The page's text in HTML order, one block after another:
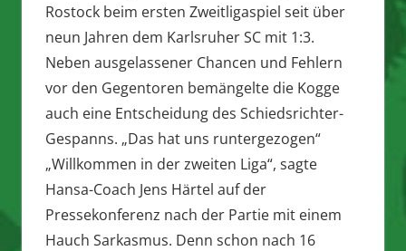
Rostock beim ersten Zweitligaspiel seit über
neun Jahren dem Karlsruher SC mit 1:3.
Neben ausgelassener Chancen und Fehlern
vor den Gegentoren bemängelte die Kogge
auch eine Entscheidung des Schiedsrichter-
Gespanns. „Das hat uns runtergezogen“
„Willkommen in der zweiten Liga“, sagte
Hansa-Coach Jens Härtel auf der
Pressekonferenz nach der Partie mit einem
Hauch Sarkasmus. Denn schon nach 16